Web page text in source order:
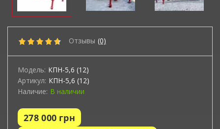
Отзывы (0)
Модель: КПН-5,6 (12)
Артикул: КПН-5,6 (12)
Наличие: В наличии
278 000 грн